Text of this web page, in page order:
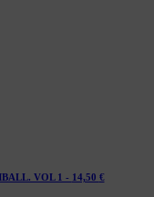
VOL 1 - 14,50 €